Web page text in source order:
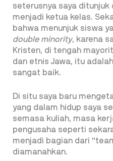
seterusnya saya ditunjuk
menjadi ketua kelas.
bahwa menunjuk siswa
double minority, karena
Kristen, di tengah
dan etnis Jawa, itu
sangat baik.
Di situ saya baru
yang dalam hidup saya
semasa kuliah, masa
pengusaha seperti
menjadi bagian dari
diamanahkan.